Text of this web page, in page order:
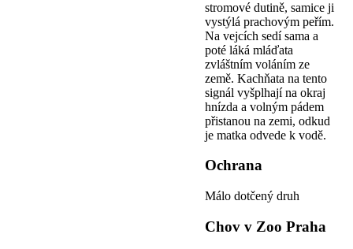
stromové dutině, samice ji
vystýlá prachovým peřím.
Na vejcích sedí sama a
poté láká mláďata
zvláštním voláním ze
země. Kachňata na tento
signál vyšplhají na okraj
hnízda a volným pádem
přistanou na zemi, odkud
je matka odvede k vodě.
Ochrana
Málo dotčený druh
Chov v Zoo Praha